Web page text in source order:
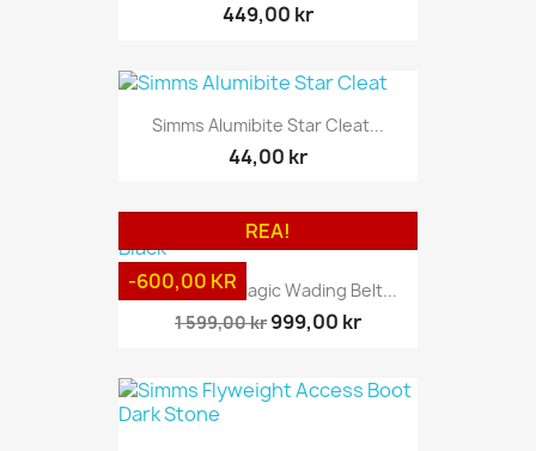
449,00 kr
Simms Alumibite Star Cleat...
44,00 kr
Simms BackMagic Wading Belt...
1 599,00 kr 999,00 kr
REA!
-600,00 KR